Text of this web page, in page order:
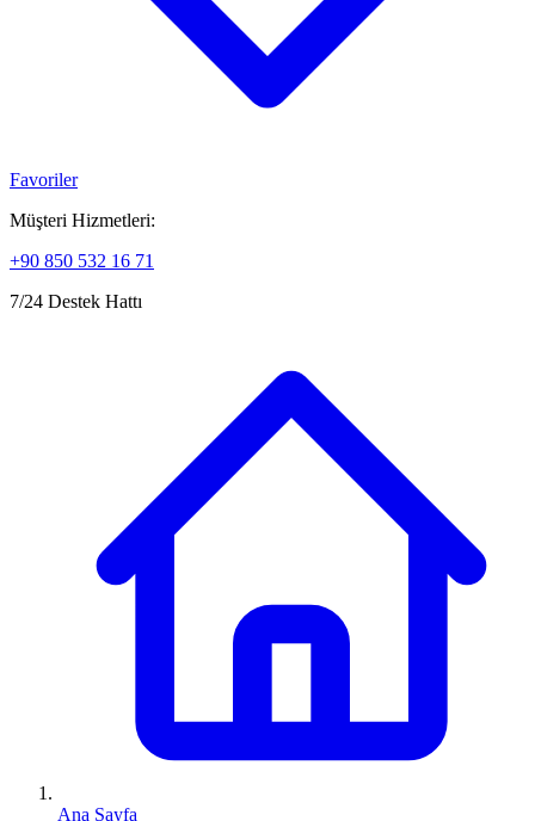
Favoriler
Müşteri Hizmetleri:
+90 850 532 16 71
7/24 Destek Hattı
Ana Sayfa